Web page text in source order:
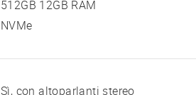
512GB 12GB RAM
NVMe
Sì, con altoparlanti stereo